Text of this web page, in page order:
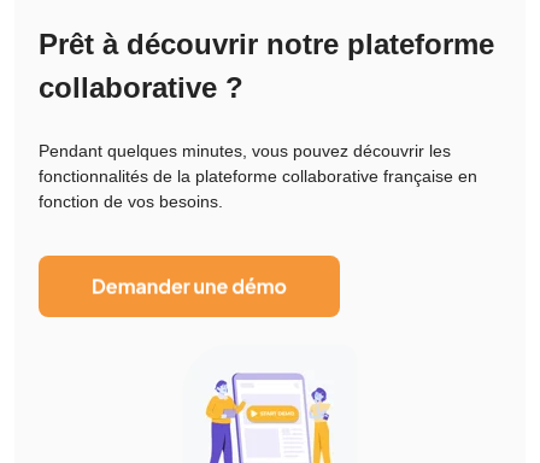
Prêt à découvrir notre plateforme
collaborative ?
Pendant quelques minutes, vous pouvez découvrir les
fonctionnalités de la plateforme collaborative française en
fonction de vos besoins.